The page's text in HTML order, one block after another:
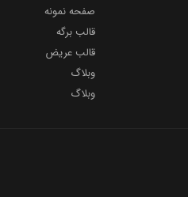
صفحه نمونه
قالب برگه
قالب عریض
وبلاگ
وبلاگ